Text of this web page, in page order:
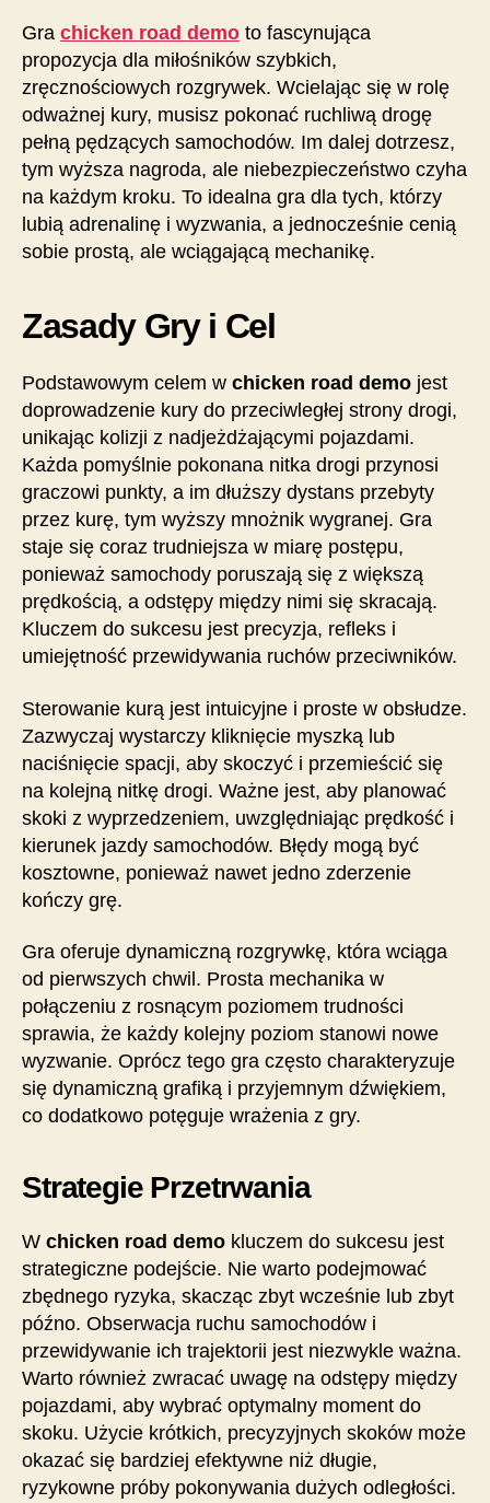
Gra chicken road demo to fascynująca
propozycja dla miłośników szybkich,
zręcznościowych rozgrywek. Wcielając się w rolę
odważnej kury, musisz pokonać ruchliwą drogę
pełną pędzących samochodów. Im dalej dotrzesz,
tym wyższa nagroda, ale niebezpieczeństwo czyha
na każdym kroku. To idealna gra dla tych, którzy
lubią adrenalinę i wyzwania, a jednocześnie cenią
sobie prostą, ale wciągającą mechanikę.
Zasady Gry i Cel
Podstawowym celem w chicken road demo jest
doprowadzenie kury do przeciwległej strony drogi,
unikając kolizji z nadjeżdżającymi pojazdami.
Każda pomyślnie pokonana nitka drogi przynosi
graczowi punkty, a im dłuższy dystans przebyty
przez kurę, tym wyższy mnożnik wygranej. Gra
staje się coraz trudniejsza w miarę postępu,
ponieważ samochody poruszają się z większą
prędkością, a odstępy między nimi się skracają.
Kluczem do sukcesu jest precyzja, refleks i
umiejętność przewidywania ruchów przeciwników.
Sterowanie kurą jest intuicyjne i proste w obsłudze.
Zazwyczaj wystarczy kliknięcie myszką lub
naciśnięcie spacji, aby skoczyć i przemieścić się
na kolejną nitkę drogi. Ważne jest, aby planować
skoki z wyprzedzeniem, uwzględniając prędkość i
kierunek jazdy samochodów. Błędy mogą być
kosztowne, ponieważ nawet jedno zderzenie
kończy grę.
Gra oferuje dynamiczną rozgrywkę, która wciąga
od pierwszych chwil. Prosta mechanika w
połączeniu z rosnącym poziomem trudności
sprawia, że każdy kolejny poziom stanowi nowe
wyzwanie. Oprócz tego gra często charakteryzuje
się dynamiczną grafiką i przyjemnym dźwiękiem,
co dodatkowo potęguje wrażenia z gry.
Strategie Przetrwania
W chicken road demo kluczem do sukcesu jest
strategiczne podejście. Nie warto podejmować
zbędnego ryzyka, skacząc zbyt wcześnie lub zbyt
późno. Obserwacja ruchu samochodów i
przewidywanie ich trajektorii jest niezwykle ważna.
Warto również zwracać uwagę na odstępy między
pojazdami, aby wybrać optymalny moment do
skoku. Użycie krótkich, precyzyjnych skoków może
okazać się bardziej efektywne niż długie,
ryzykowne próby pokonywania dużych odległości.